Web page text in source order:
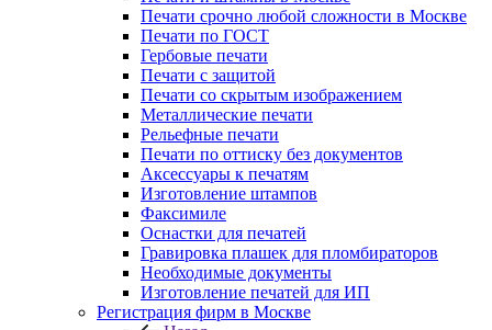
Печати срочно любой сложности в Москве
Печати по ГОСТ
Гербовые печати
Печати с защитой
Печати со скрытым изображением
Металлические печати
Рельефные печати
Печати по оттиску без документов
Аксессуары к печатям
Изготовление штампов
Факсимиле
Оснастки для печатей
Гравировка плашек для пломбираторов
Необходимые документы
Изготовление печатей для ИП
Регистрация фирм в Москве